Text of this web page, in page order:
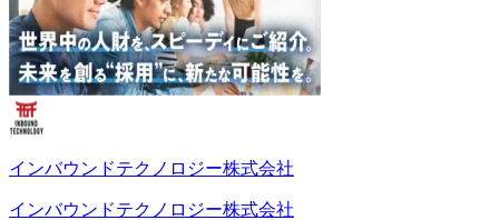
インバウンドテクノロジー株式会社
インバウンドテクノロジー株式会社